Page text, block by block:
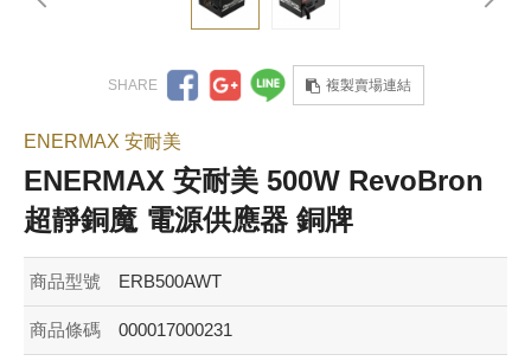
複製賣場連結
ENERMAX 安耐美
ENERMAX 安耐美 500W RevoBron
超靜銅魔 電源供應器 銅牌
商品型號 ERB500AWT
商品條碼 000017000231